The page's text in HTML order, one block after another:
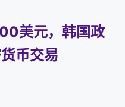
美元，韩国政
币交易